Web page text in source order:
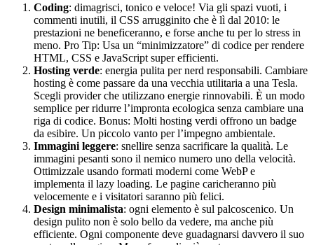
Coding: dimagrisci, tonico e veloce! Via gli spazi vuoti, i
commenti inutili, il CSS arrugginito che è lì dal 2010: le
prestazioni ne beneficeranno, e forse anche tu per lo stress in
meno. Pro Tip: Usa un “minimizzatore” di codice per rendere
HTML, CSS e JavaScript super efficienti.
Hosting verde: energia pulita per nerd responsabili. Cambiare
hosting è come passare da una vecchia utilitaria a una Tesla.
Scegli provider che utilizzano energie rinnovabili. È un modo
semplice per ridurre l’impronta ecologica senza cambiare una
riga di codice. Bonus: Molti hosting verdi offrono un badge
da esibire. Un piccolo vanto per l’impegno ambientale.
Immagini leggere: snellire senza sacrificare la qualità. Le
immagini pesanti sono il nemico numero uno della velocità.
Ottimizzale usando formati moderni come WebP e
implementa il lazy loading. Le pagine caricheranno più
velocemente e i visitatori saranno più felici.
Design minimalista: ogni elemento è sul palcoscenico. Un
design pulito non è solo bello da vedere, ma anche più
efficiente. Ogni componente deve guadagnarsi davvero il suo